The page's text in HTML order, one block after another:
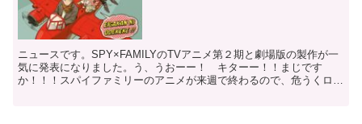
ニュースです。SPY×FAMILYのTVアニメ第２期と劇場版の製作が一
気に発表になりました。う、うおーー！ キターー！！まじです
か！！！スパイファミリーのアニメが来週で終わるので、危うくロス